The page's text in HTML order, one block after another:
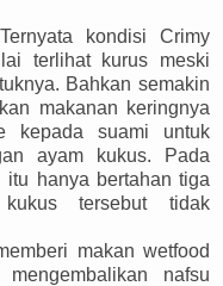
kondisi Crimy
terlihat kurus meski
Bahkan semakin
makanan keringnya
kepada suami untuk
ayam kukus. Pada
hanya bertahan tiga
tersebut tidak
makan wetfood
nafsu